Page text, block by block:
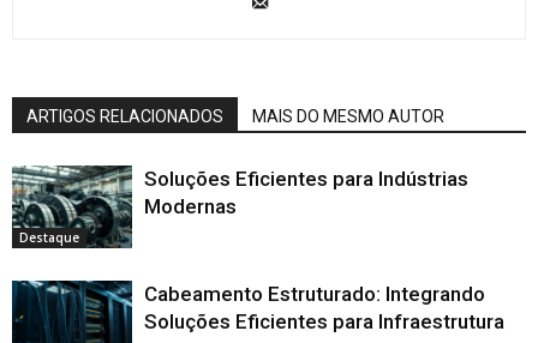
ARTIGOS RELACIONADOS MAIS DO MESMO AUTOR
Destaque
Soluções Eficientes para Indústrias
Modernas
Cabeamento Estruturado: Integrando
Soluções Eficientes para Infraestrutura